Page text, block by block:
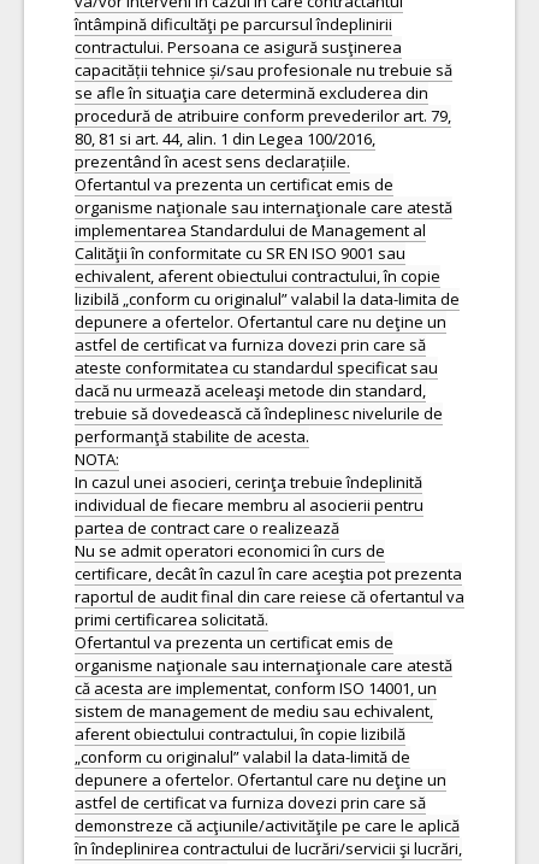
întâmpină dificultăţi pe parcursul îndeplinirii
contractului. Persoana ce asigură susţinerea
capacității tehnice și/sau profesionale nu trebuie să
se afle în situaţia care determină excluderea din
procedură de atribuire conform prevederilor art. 79,
80, 81 si art. 44, alin. 1 din Legea 100/2016,
prezentând în acest sens declarațiile.
Ofertantul va prezenta un certificat emis de
organisme naţionale sau internaţionale care atestă
implementarea Standardului de Management al
Calităţii în conformitate cu SR EN ISO 9001 sau
echivalent, aferent obiectului contractului, în copie
lizibilă „conform cu originalul” valabil la data-limita de
depunere a ofertelor. Ofertantul care nu deţine un
astfel de certificat va furniza dovezi prin care să
ateste conformitatea cu standardul specificat sau
dacă nu urmează aceleaşi metode din standard,
trebuie să dovedească că îndeplinesc nivelurile de
performanţă stabilite de acesta.
NOTA:
In cazul unei asocieri, cerinţa trebuie îndeplinită
individual de fiecare membru al asocierii pentru
partea de contract care o realizează
Nu se admit operatori economici în curs de
certificare, decât în cazul în care aceştia pot prezenta
raportul de audit final din care reiese că ofertantul va
primi certificarea solicitată.
Ofertantul va prezenta un certificat emis de
organisme naţionale sau internaţionale care atestă
că acesta are implementat, conform ISO 14001, un
sistem de management de mediu sau echivalent,
aferent obiectului contractului, în copie lizibilă
„conform cu originalul” valabil la data-limită de
depunere a ofertelor. Ofertantul care nu deţine un
astfel de certificat va furniza dovezi prin care să
demonstreze că acţiunile/activităţile pe care le aplică
în îndeplinirea contractului de lucrări/servicii şi lucrări,